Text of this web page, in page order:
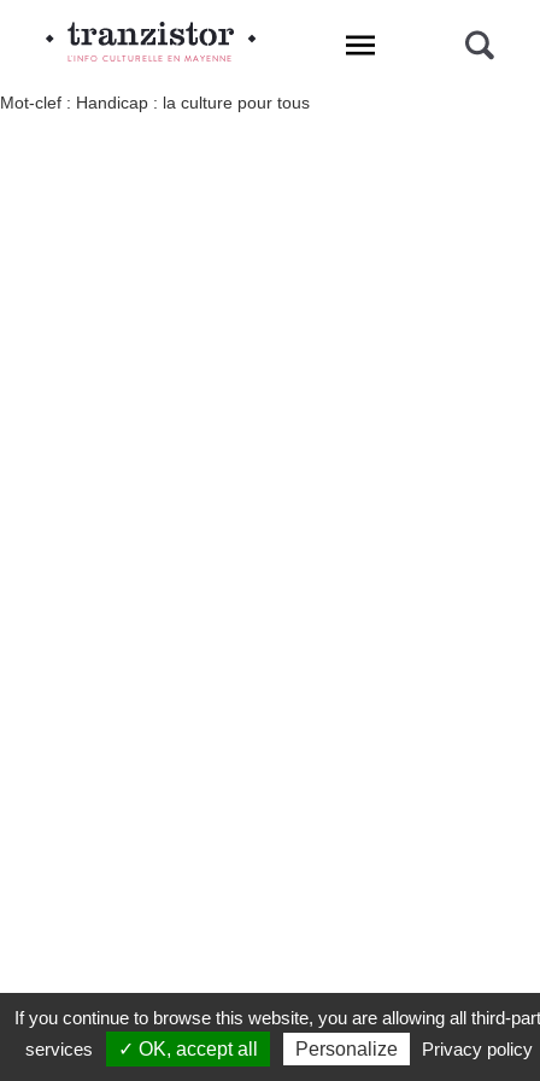
L'INFO CULTURELLE EN MAYENNE
Mot-clef : Handicap : la culture pour tous
COOKIES MENTIONS LÉGALES PLAN DU SITE
If you continue to browse this website, you are allowing all third-
services
✓ OK, accept all Personalize Privacy policy